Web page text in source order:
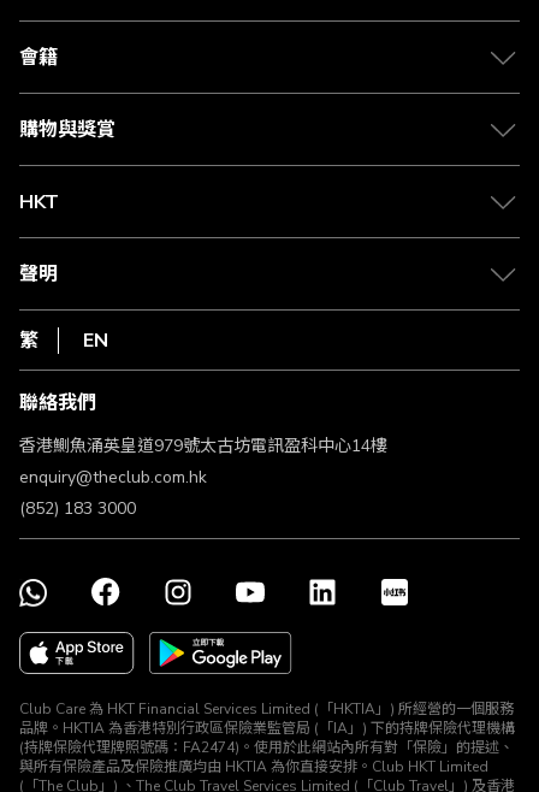
關於 The Club
合作夥伴
媒體中心
會籍
會籍及專屬禮遇
賺取積分
購物與獎賞
物流與配送
Club Shopping 商品領取站
常見問題
HKT
csl.
1010
HKT
聲明
私隱聲明
使用條款
條款及細則
不歧視及不騷擾聲明
認可牌照及通告
繁 EN
聯絡我們
香港鰂魚涌英皇道979號太古坊電訊盈科中心14樓
enquiry@theclub.com.hk
(852) 183 3000
Club Care 為 HKT Financial Services Limited (「HKTIA」) 所經營的一個服務
品牌。HKTIA 為香港特別行政區保險業監管局 (「IA」) 下的持牌保險代理機構
(持牌保險代理牌照號碼：FA2474)。使用於此網站內所有對「保險」的提述、
與所有保險產品及保險推廣均由 HKTIA 為你直接安排。Club HKT Limited
(「The Club」) 、The Club Travel Services Limited (「Club Travel」) 及香港